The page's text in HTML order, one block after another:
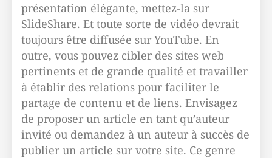
présentation élégante, mettez-la sur
SlideShare. Et toute sorte de vidéo devrait
toujours être diffusée sur YouTube. En
outre, vous pouvez cibler des sites web
pertinents et de grande qualité et travailler
à établir des relations pour faciliter le
partage de contenu et de liens. Envisagez
de proposer un article en tant qu’auteur
invité ou demandez à un auteur à succès de
publier un article sur votre site. Ce genre